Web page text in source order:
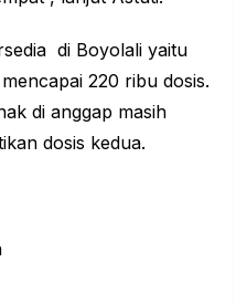
di Boyolali yaitu
220 ribu dosis.
di anggap masih
dosis kedua.